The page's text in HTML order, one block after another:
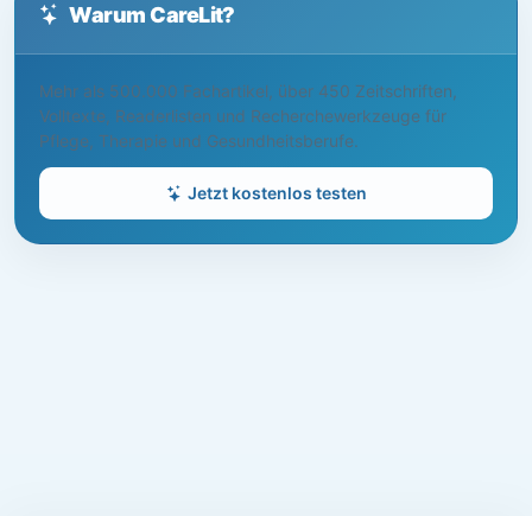
Warum CareLit?
Mehr als 500.000 Fachartikel, über 450 Zeitschriften,
Volltexte, Readerlisten und Recherchewerkzeuge für
Pflege, Therapie und Gesundheitsberufe.
Jetzt kostenlos testen